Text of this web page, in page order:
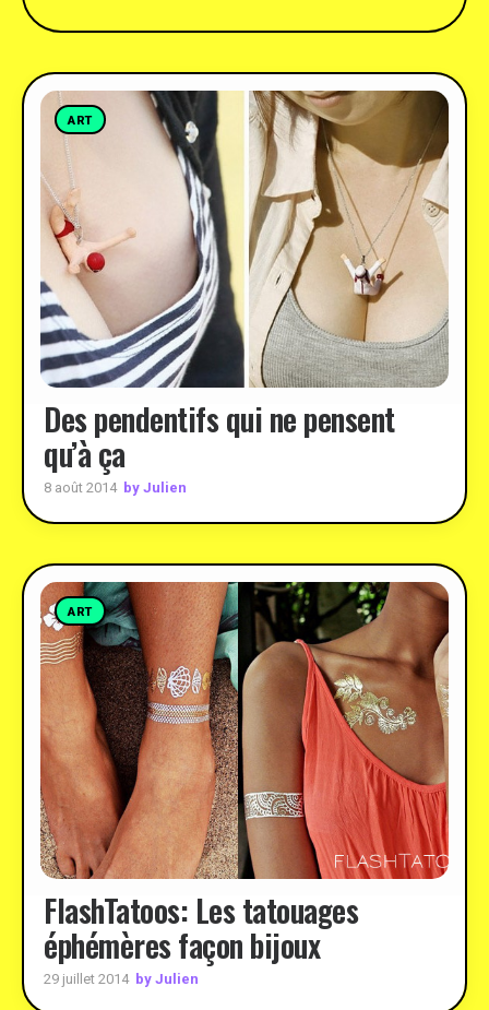
ART
Des pendentifs qui ne pensent
qu’à ça
8 août 2014 by Julien
ART
FlashTatoos: Les tatouages
éphémères façon bijoux
29 juillet 2014 by Julien